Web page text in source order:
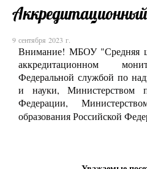
9 сентября 2023 г.
Внимание! МБОУ "Средняя
аккредитационном
Федеральной службой по
и науки, Министерством
Федерации,
образования Российской